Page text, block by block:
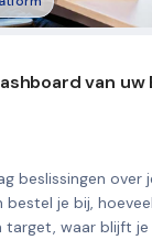
van uw
beslissingen over
je bij,
target, waar blijft je